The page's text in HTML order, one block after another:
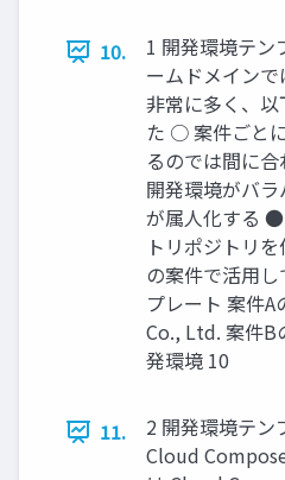
10.
1 開発環境テ
ームドメイン
非常に多く、
た ○ 案件ごと
るのでは間に
開発環境がバ
が属人化する
トリポジトリ
の案件で活用
プレート 案件
Co., Ltd. 案件B
発環境 10
11.
2 開発環境テン
Cloud